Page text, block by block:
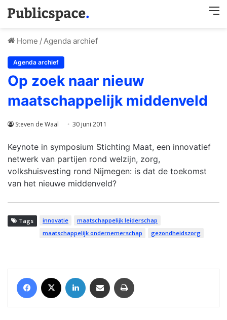
Home / Agenda archief
Agenda archief
Op zoek naar nieuw
maatschappelijk middenveld
Steven de Waal 30 juni 2011
Keynote in symposium Stichting Maat, een innovatief
netwerk van partijen rond welzijn, zorg,
volkshuisvesting rond Nijmegen: is dat de toekomst
van het nieuwe middenveld?
Tags innovatie
maatschappelijk leiderschap
maatschappelijk ondernemerschap
gezondheidszorg